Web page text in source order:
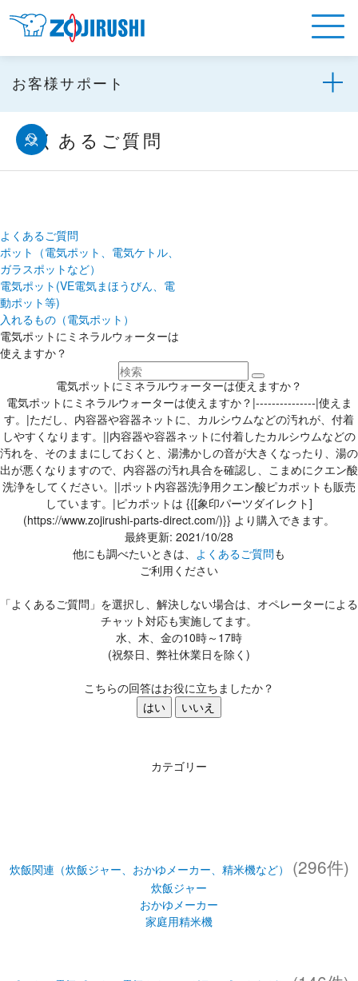
お客様サポート
よくあるご質問
よくあるご質問
ポット（電気ポット、電気ケトル、
ガラスポットなど）
電気ポット(VE電気まほうびん、電
動ポット等)
入れるもの（電気ポット）
電気ポットにミネラルウォーターは
使えますか？
電気ポットにミネラルウォーターは使えますか？
電気ポットにミネラルウォーターは使えますか？|---------------|使えま
す。|ただし、内容器や容器ネットに、カルシウムなどの汚れが、付着
しやすくなります。||内容器や容器ネットに付着したカルシウムなどの
汚れを、そのままにしておくと、湯沸かしの音が大きくなったり、湯の
出が悪くなりますので、内容器の汚れ具合を確認し、こまめにクエン酸
洗浄をしてください。||ポット内容器洗浄用クエン酸ピカポットも販売
しています。|ピカポットは {{[象印パーツダイレクト]
(https://www.zojirushi-parts-direct.com/)}} より購入できます。
最終更新: 2021/10/28
他にも調べたいときは、 よくあるご質問も
ご利用ください
「よくあるご質問」を選択し、解決しない場合は、オペレーターによる
チャット対応も実施してます。
水、木、金の10時～17時
(祝祭日、弊社休業日を除く)
こちらの回答はお役に立ちましたか？
はい
いいえ
カテゴリー
炊飯ジャー
おかゆメーカー
家庭用精米機